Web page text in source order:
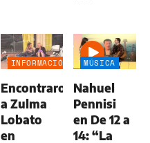
INFORMACIÓN
Encontraron
a Zulma
Lobato
en
MÚSICA
Nahuel
Pennisi
en De 12 a
14: “La